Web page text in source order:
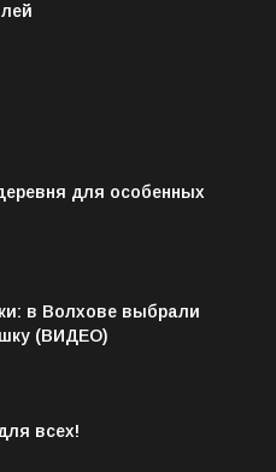
для особенных
в Волхове выбрали
(ВИДЕО)
всех!